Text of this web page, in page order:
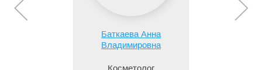
Баткаева Анна
Владимировна
Косметолог